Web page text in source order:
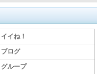
イイね！
ブログ
グループ